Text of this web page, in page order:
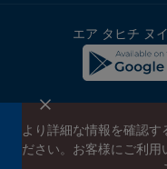
エア タヒチ ヌ
エア タヒチ ヌイのニュ
エア タヒチ ヌイやタヒ
より詳細な情報を確認
ださい。お客様にご利用